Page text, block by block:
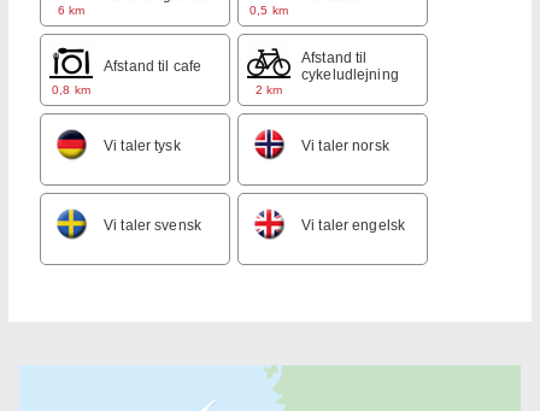
6 km 0,5 km
0,8 km
Afstand til cafe
2 km
Afstand til
cykeludlejning
Vi taler tysk Vi taler norsk
Vi taler svensk Vi taler engelsk